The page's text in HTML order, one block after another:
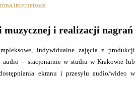
muzycznej i realizacji nagrań
indywidualne zajęcia z produkcji
audio – stacjonarnie w studiu w Krakowie lub
ekranu i przesyłu audio/wideo w